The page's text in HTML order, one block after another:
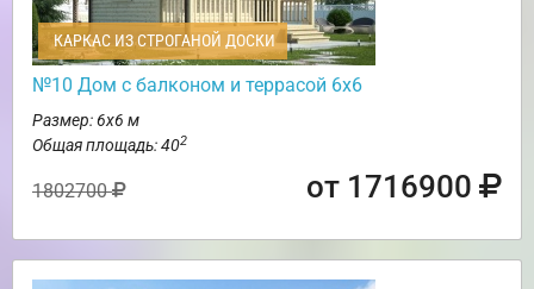
КАРКАС ИЗ СТРОГАНОЙ ДОСКИ
№10 Дом с балконом и террасой 6х6
Размер: 6х6 м
Общая площадь: 402
1802700 от 1716900